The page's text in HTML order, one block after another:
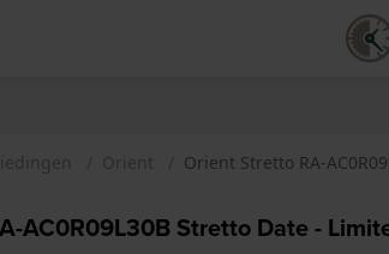
Orient Orient Stretto RA-
AC0R09L30B Stretto Date -